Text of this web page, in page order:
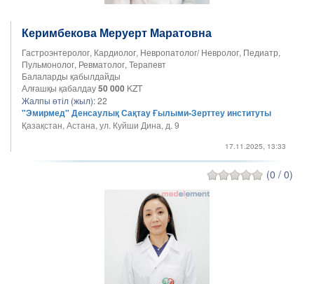
Керимбекова Меруерт Маратовна
Гастроэнтеролог, Кардиолог, Невропатолог/ Невролог, Педиатр,
Пульмонолог, Ревматолог, Терапевт
Балаларды қабылдайды
Алғашқы қабалдау50 000 KZT
Жалпы өтіл (жыл):22
"Эмирмед" Денсаулық Сақтау Ғылыми-Зерттеу институты
Қазақстан, Астана, ул. Куйши Дина, д. 9
17.11.2025, 13:33
(0 / 0)